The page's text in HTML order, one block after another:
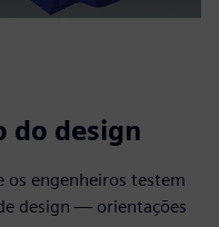
do design
os engenheiros testem
design — orientações